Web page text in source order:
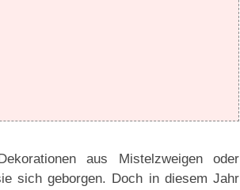
aus Mistelzweigen oder
sich geborgen. Doch in diesem Jahr